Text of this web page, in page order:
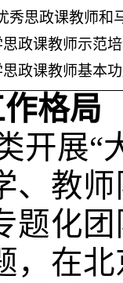
秀思政课教师和
政课教师示范
政课教师基本
格局
开展“
、教
题化
，在